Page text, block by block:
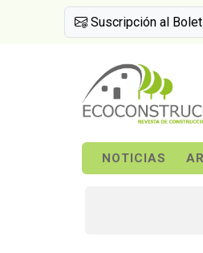
Suscripción al
NOTICIAS